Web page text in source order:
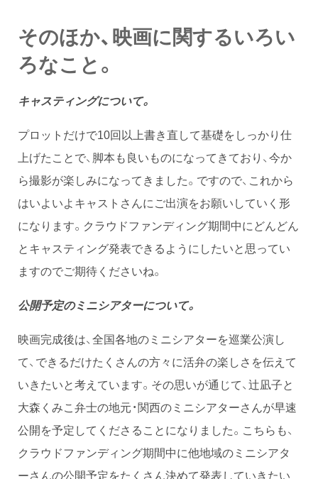
そのほか、映画に関するいろい
ろなこと。
キャスティングについて。
プロットだけで10回以上書き直して基礎をしっかり仕
上げたことで、脚本も良いものになってきており、今か
ら撮影が楽しみになってきました。ですので、これから
はいよいよキャストさんにご出演をお願いしていく形
になります。クラウドファンディング期間中にどんどん
とキャスティング発表できるようにしたいと思ってい
ますのでご期待くださいね。
公開予定のミニシアターについて。
映画完成後は、全国各地のミニシアターを巡業公演し
て、できるだけたくさんの方々に活弁の楽しさを伝えて
いきたいと考えています。その思いが通じて、辻凪子と
大森くみこ弁士の地元・関西のミニシアターさんが早速
公開を予定してくださることになりました。こちらも、
クラウドファンディング期間中に他地域のミニシアタ
ーさんの公開予定をたくさん決めて発表していきたい